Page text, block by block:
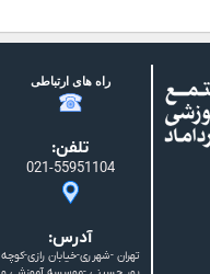
راه های ارتباطی
تلفن:
021-55951104
آدرس:
تهران -شهرری-خیابان رازی-کوچه